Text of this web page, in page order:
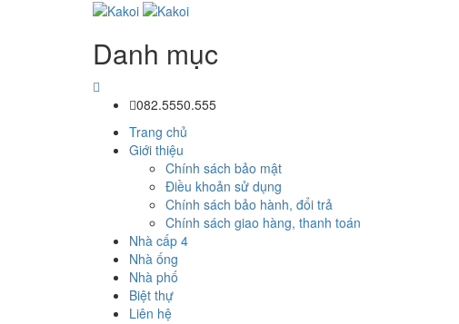
Danh mục
082.5550.555
Trang chủ
Giới thiệu
Chính sách bảo mật
Điều khoản sử dụng
Chính sách bảo hành, đổi trả
Chính sách giao hàng, thanh toán
Nhà cấp 4
Nhà ống
Nhà phố
Biệt thự
Liên hệ